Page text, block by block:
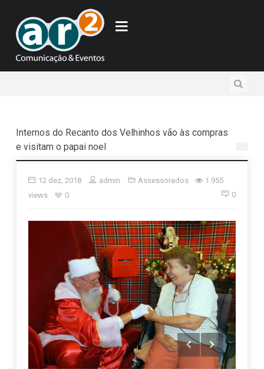
Internos do Recanto dos Velhinhos vão às compras
e visitam o papai noel
12 dez, 2018 admin Assessorados
1.955
views
0 0